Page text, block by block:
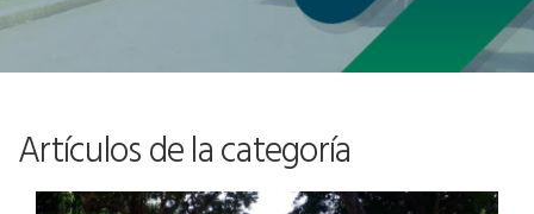
Artículos de la categoría